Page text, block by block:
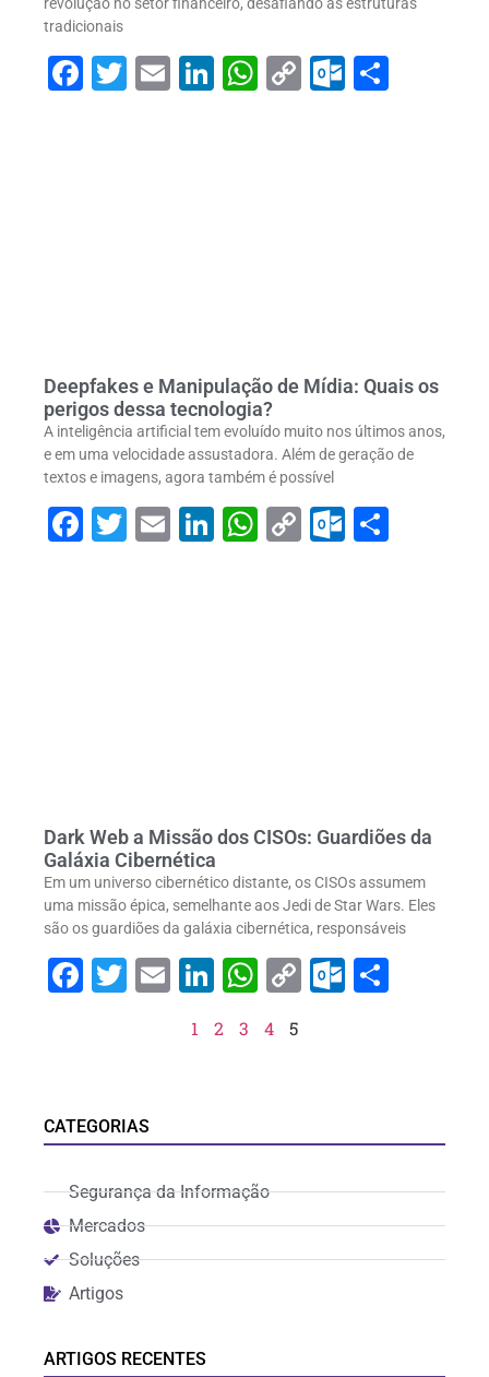
tradicionais
Facebook
Twitter
EmailLinkedIn
WhatsApp
Copy
Deepfakes e Manipulação de Mídia: Quais os
perigos dessa tecnologia?
A inteligência artificial tem evoluído muito nos últimos anos,
e em uma velocidade assustadora. Além de geração de
textos e imagens, agora também é possível
Facebook
Twitter
EmailLinkedIn
WhatsApp
Copy
Dark Web a Missão dos CISOs: Guardiões da
Galáxia Cibernética
Em um universo cibernético distante, os CISOs assumem
uma missão épica, semelhante aos Jedi de Star Wars. Eles
são os guardiões da galáxia cibernética, responsáveis
Facebook
Twitter
EmailLinkedIn
WhatsApp
Copy
1 2 3 4 5
CATEGORIAS
Segurança da Informação
Mercados
Soluções
Artigos
ARTIGOS RECENTES